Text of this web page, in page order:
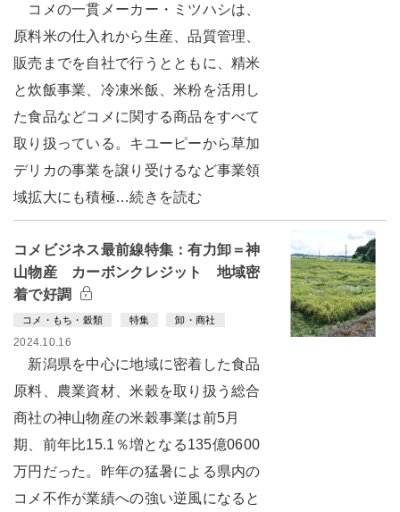
コメの一貫メーカー・ミツハシは、
原料米の仕入れから生産、品質管理、
販売までを自社で行うとともに、精米
と炊飯事業、冷凍米飯、米粉を活用し
た食品などコメに関する商品をすべて
取り扱っている。キユーピーから草加
デリカの事業を譲り受けるなど事業領
域拡大にも積極…続きを読む
コメビジネス最前線特集：有力卸＝神
山物産 カーボンクレジット 地域密
着で好調
コメ・もち・穀類 特集 卸・商社
2024.10.16
新潟県を中心に地域に密着した食品
原料、農業資材、米穀を取り扱う総合
商社の神山物産の米穀事業は前5月
期、前年比15.1％増となる135億0600
万円だった。昨年の猛暑による県内の
コメ不作が業績への強い逆風になると